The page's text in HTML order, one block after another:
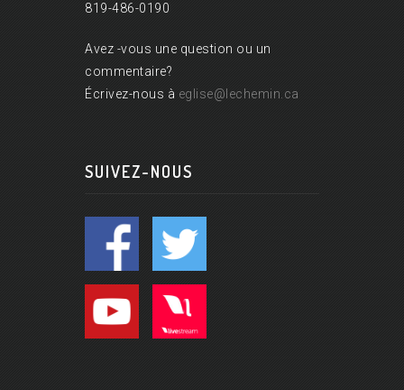
819-486-0190
Avez -vous une question ou un
commentaire?
Écrivez-nous à eglise@lechemin.ca
SUIVEZ-NOUS